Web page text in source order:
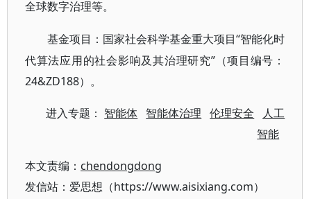
全球数字治理等。
基金项目： 国家社会科学基金重大项目“智能化时
代算法应用的社会影响及其治理研究”（项目编号：
24&ZD188）。
进入专题： 智能体 智能体治理 伦理安全
人工
智能
本文责编： chendongdong
发信站：爱思想（https://www.aisixiang.com）